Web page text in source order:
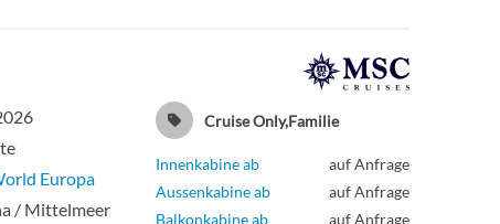
Europa
/ Mittelmeer
Cruise Only,Familie
Innenkabine ab
auf Anfrage
Aussenkabine ab
auf Anfrage
Balkonkabine ab
auf Anfrage